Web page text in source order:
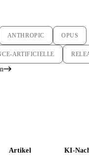
ANTHROPIC OPUS
ARTIFICIELLE
Artikel KI-